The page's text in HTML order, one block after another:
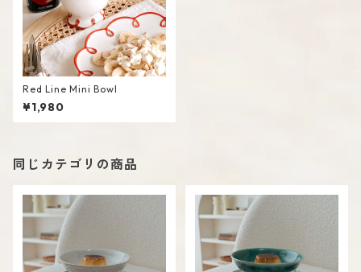
Red Line Mini Bowl
¥1,980
同じカテゴリの商品